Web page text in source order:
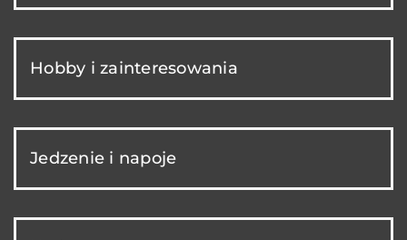
Hobby i zainteresowania
Jedzenie i napoje